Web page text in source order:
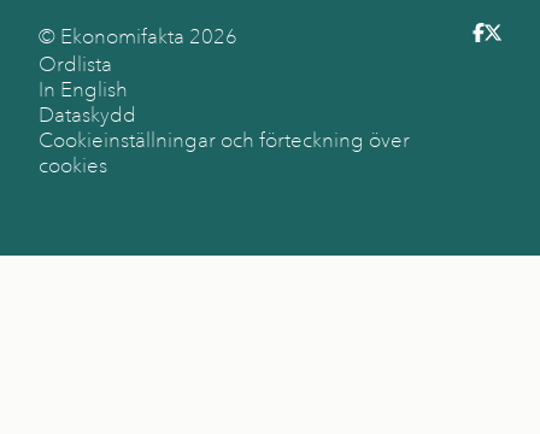
© Ekonomifakta 2026
Ordlista
In English
Dataskydd
Cookieinställningar och förteckning över
cookies